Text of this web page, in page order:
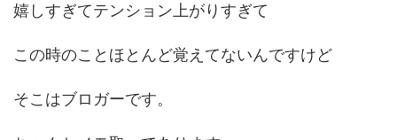
嬉しすぎてテンション上がりすぎて
この時のことほとんど覚えてないんですけど
そこはブロガーです。